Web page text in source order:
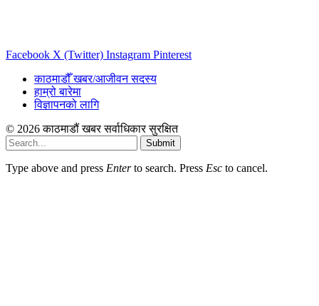
Facebook X (Twitter) Instagram Pinterest
काठमाडौँ खबर/आजीवन सदस्य
हाम्रो बारेमा
विज्ञापनको लागि
© 2026 काठमाडौं खबर सर्वाधिकार सुरक्षित
Submit
Type above and press Enterto search. Press Esc to cancel.